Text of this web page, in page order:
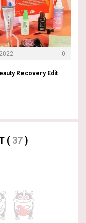
0
Recovery Edit
( 37)